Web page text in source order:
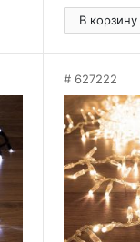
В корзину
627222